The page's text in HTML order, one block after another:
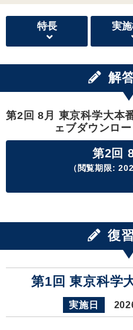
特長 実
解
第2回 8月 東京科学大本
ェブダウンロ
第2回
（閲覧期限:
復
第1回 東京科学
実施日